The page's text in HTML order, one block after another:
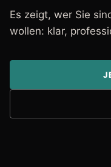
Es zeigt, wer Sie
wollen: klar,